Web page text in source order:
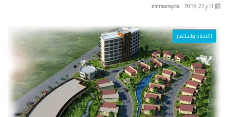
emmarsyria 27, 2019
اقتصاد واستثمار